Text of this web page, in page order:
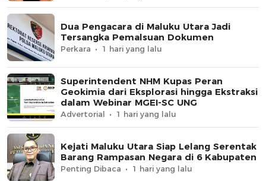
Dua Pengacara di Maluku Utara Jadi
Tersangka Pemalsuan Dokumen
Perkara 1 hari yang lalu
Superintendent NHM Kupas Peran
Geokimia dari Eksplorasi hingga Ekstraksi
dalam Webinar MGEI-SC UNG
Advertorial 1 hari yang lalu
Kejati Maluku Utara Siap Lelang Serentak
Barang Rampasan Negara di 6 Kabupaten
Penting Dibaca 1 hari yang lalu